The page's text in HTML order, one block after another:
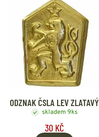
ODZNAK ČSLA LEV ZLATAVÝ
skladem 9ks
30 KČ